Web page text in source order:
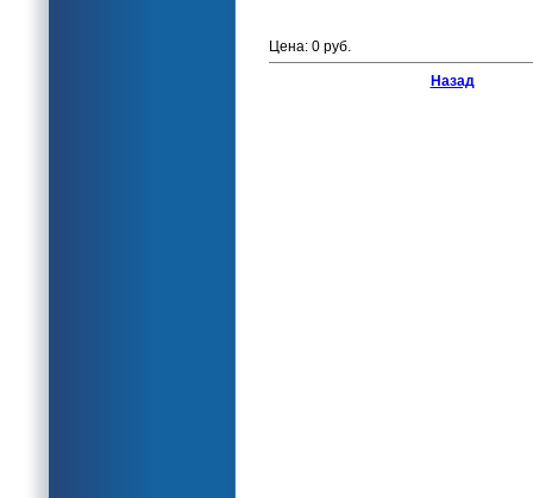
Цена: 0 руб.
Назад